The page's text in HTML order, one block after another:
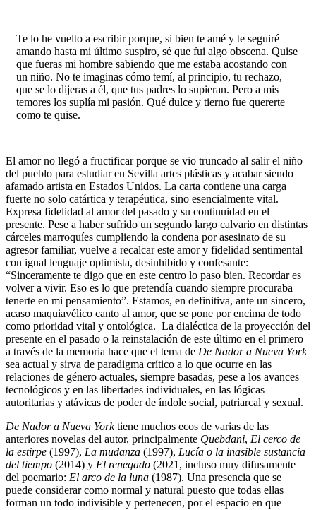
Te lo he vuelto a escribir porque, si bien te amé y te seguiré
amando hasta mi último suspiro, sé que fui algo obscena. Quise
que fueras mi hombre sabiendo que me estaba acostando con
un niño. No te imaginas cómo temí, al principio, tu rechazo,
que se lo dijeras a él, que tus padres lo supieran. Pero a mis
temores los suplía mi pasión. Qué dulce y tierno fue quererte
como te quise.
El amor no llegó a fructificar porque se vio truncado al salir el niño
del pueblo para estudiar en Sevilla artes plásticas y acabar siendo
afamado artista en Estados Unidos. La carta contiene una carga
fuerte no solo catártica y terapéutica, sino esencialmente vital.
Expresa fidelidad al amor del pasado y su continuidad en el
presente. Pese a haber sufrido un segundo largo calvario en distintas
cárceles marroquíes cumpliendo la condena por asesinato de su
agresor familiar, vuelve a recalcar este amor y fidelidad sentimental
con igual lenguaje optimista, desinhibido y confesante:
“Sinceramente te digo que en este centro lo paso bien. Recordar es
volver a vivir. Eso es lo que pretendía cuando siempre procuraba
tenerte en mi pensamiento”. Estamos, en definitiva, ante un sincero,
acaso maquiavélico canto al amor, que se pone por encima de todo
como prioridad vital y ontológica. La dialéctica de la proyección del
presente en el pasado o la reinstalación de este último en el primero
a través de la memoria hace que el tema de De Nador a Nueva York
sea actual y sirva de paradigma crítico a lo que ocurre en las
relaciones de género actuales, siempre basadas, pese a los avances
tecnológicos y en las libertades individuales, en las lógicas
autoritarias y atávicas de poder de índole social, patriarcal y sexual.
De Nador a Nueva Yorktiene muchos ecos de varias de las
anteriores novelas del autor, principalmente Quebdani, El cerco de
la estirpe (1997), La mudanza (1997), Lucía o la inasible sustancia
del tiempo (2014) y El renegado (2021, incluso muy difusamente
del poemario: El arco de la luna (1987). Una presencia que se
puede considerar como normal y natural puesto que todas ellas
forman un todo indivisible y pertenecen, por el espacio en que